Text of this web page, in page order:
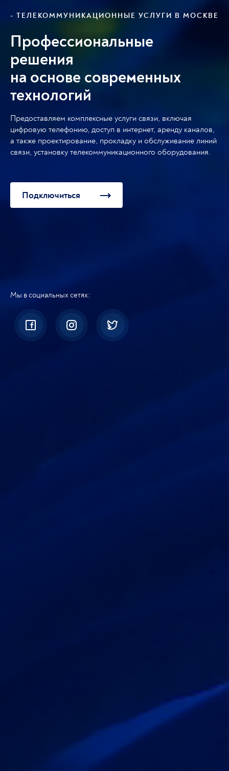
- ТЕЛЕКОММУНИКАЦИОННЫЕ УСЛУГИ В МОСКВЕ
Профессиональные
решения
на основе современных
технологий
Предоставляем комплексные услуги связи, включая
цифровую телефонию, доступ в интернет, аренду каналов,
а также проектирование, прокладку и обслуживание линий
связи, установку телекоммуникационного оборудования.
Подключиться
Мы в социальных сетях: